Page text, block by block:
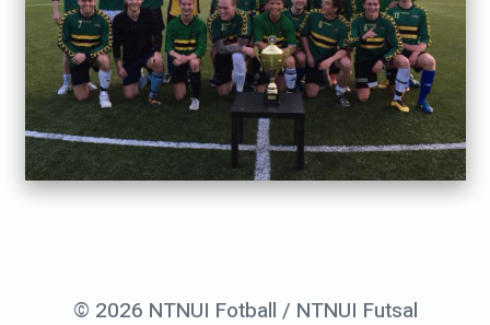
o
e
r
2
© 2026 NTNUI Fotball / NTNUI Futsal